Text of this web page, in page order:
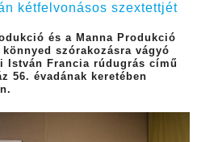
kétfelvonásos szextettjét
és a Manna Produkció
szórakozásra vágyó
István Francia rúdugrás című
56. évadának keretében